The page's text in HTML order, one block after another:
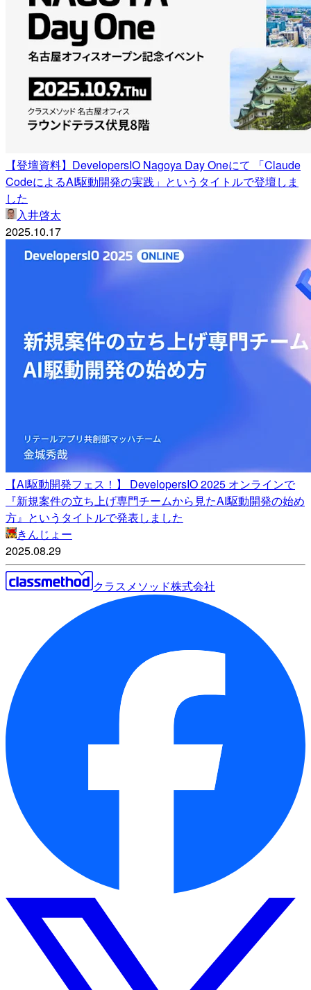
【登壇資料】DevelopersIO Nagoya Day Oneにて 「Claude
CodeによるAI駆動開発の実践」というタイトルで登壇しま
した
入井啓太
2025.10.17
【AI駆動開発フェス！】 DevelopersIO 2025 オンラインで
『新規案件の立ち上げ専門チームから見たAI駆動開発の始め
方』というタイトルで発表しました
きんじょー
2025.08.29
クラスメソッド株式会社